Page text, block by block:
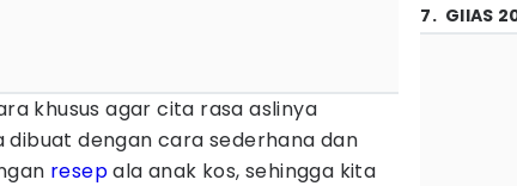
khusus agar cita rasa aslinya
dibuat dengan cara sederhana dan
resepala anak kos, sehingga kita
7. GIIAS